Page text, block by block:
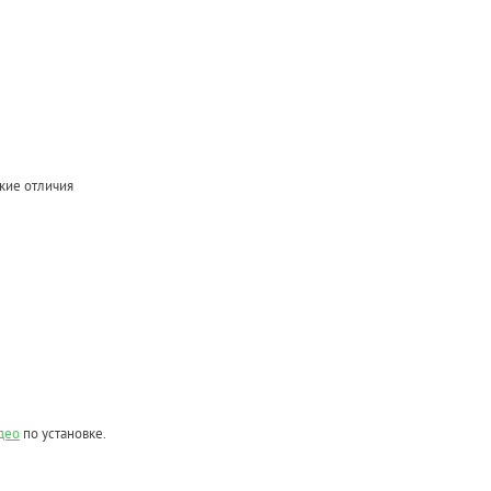
отличия
по установке.